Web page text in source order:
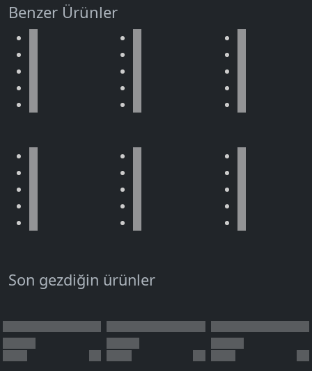
Benzer Ürünler
Son gezdiğin ürünler